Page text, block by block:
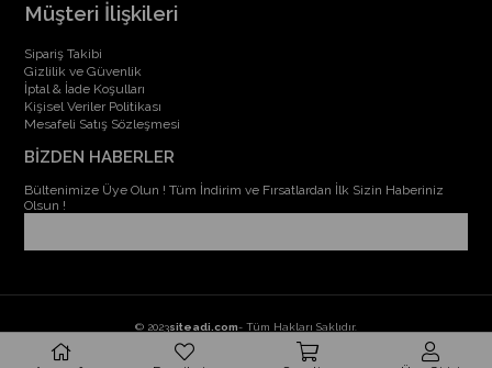
Müşteri İlişkileri
Sipariş Takibi
Gizlilik ve Güvenlik
İptal & İade Koşulları
Kişisel Veriler Politikası
Mesafeli Satış Sözleşmesi
BİZDEN HABERLER
Bültenimize Üye Olun ! Tüm İndirim ve Fırsatlardan İlk Sizin Haberiniz
Olsun !
© 2023siteadi.com- Tüm Hakları Saklıdır.